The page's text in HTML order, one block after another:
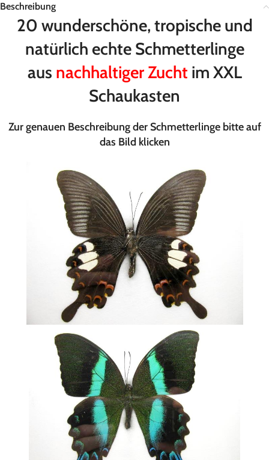
Beschreibung
20 wunderschöne, tropische und
natürlich echte Schmetterlinge
aus nachhaltiger Zucht im XXL
Schaukasten
Zur genauen Beschreibung der Schmetterlinge bitte auf
das Bild klicken